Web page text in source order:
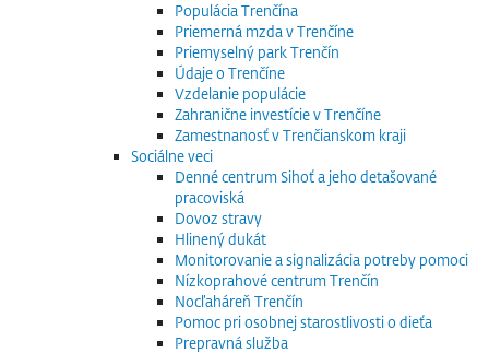
Populácia Trenčína
Priemerná mzda v Trenčíne
Priemyselný park Trenčín
Údaje o Trenčíne
Vzdelanie populácie
Zahranične investície v Trenčíne
Zamestnanosť v Trenčianskom kraji
Sociálne veci
Denné centrum Sihoť a jeho detašované
pracoviská
Dovoz stravy
Hlinený dukát
Monitorovanie a signalizácia potreby pomoci
Nízkoprahové centrum Trenčín
Nocľaháreň Trenčín
Pomoc pri osobnej starostlivosti o dieťa
Prepravná služba